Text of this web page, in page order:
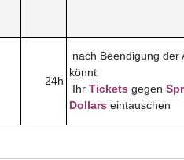
24h
nach Beendigung der
könnt
Ihr Tickets gegen
Dollars eintauschen